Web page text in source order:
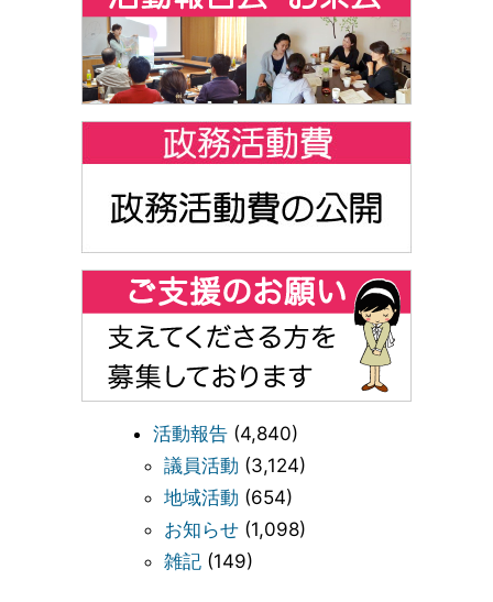
活動報告 (4,840)
議員活動 (3,124)
地域活動 (654)
お知らせ (1,098)
雑記 (149)